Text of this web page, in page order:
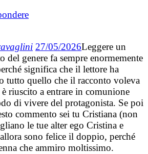
27/05/2026Leggere un
del genere fa sempre enormemente
significa che il lettore ha
tutto quello che il racconto voleva
riuscito a entrare in comunione
di vivere del protagonista. Se poi
commento sei tu Cristiana (non
le tue alter ego Cristina e
sono felice il doppio, perché
che ammiro moltissimo.